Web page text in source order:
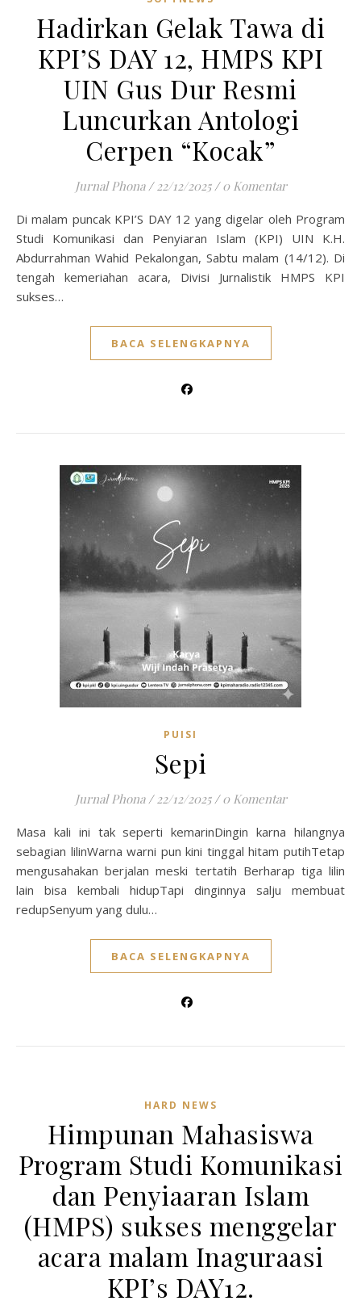
Hadirkan Gelak Tawa di
KPI’S DAY 12, HMPS KPI
UIN Gus Dur Resmi
Luncurkan Antologi
Cerpen “Kocak”
Jurnal Phona / 22/12/2025 / 0 Komentar
Di malam puncak KPI’S DAY 12 yang digelar oleh Program
Studi Komunikasi dan Penyiaran Islam (KPI) UIN K.H.
Abdurrahman Wahid Pekalongan, Sabtu malam (14/12). Di
tengah kemeriahan acara, Divisi Jurnalistik HMPS KPI
sukses…
BACA SELENGKAPNYA
PUISI
Sepi
Jurnal Phona / 22/12/2025 / 0 Komentar
Masa kali ini tak seperti kemarinDingin karna hilangnya
sebagian lilinWarna warni pun kini tinggal hitam putihTetap
mengusahakan berjalan meski tertatih Berharap tiga lilin
lain bisa kembali hidupTapi dinginnya salju membuat
redupSenyum yang dulu…
BACA SELENGKAPNYA
HARD NEWS
Himpunan Mahasiswa
Program Studi Komunikasi
dan Penyiaaran Islam
(HMPS) sukses menggelar
acara malam Inaguraasi
KPI’s DAY12.